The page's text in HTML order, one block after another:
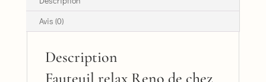
Avis (0)
Description
Fauteuil relax Reno de chez